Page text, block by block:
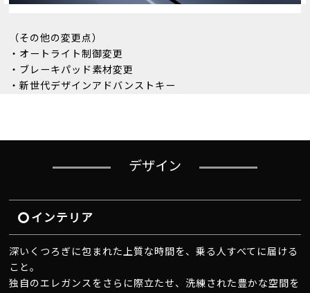
（その他の変更点）
・オートライト制御変更
・ブレーキパッド素材変更
・新世代デザインアドバンストキー
デザイン
インテリア
深いくつろぎに包まれた上質な時間を、乗る人すべてに届ける
こと。
独自のエレガンスをさらに際立たせ、洗練された豊かな空間を